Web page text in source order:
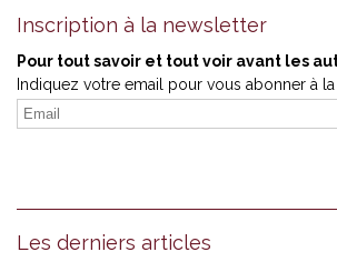
Inscription à la newsletter
Pour tout savoir et tout voir avant les
Indiquez votre email pour vous abonner à
Les derniers articles